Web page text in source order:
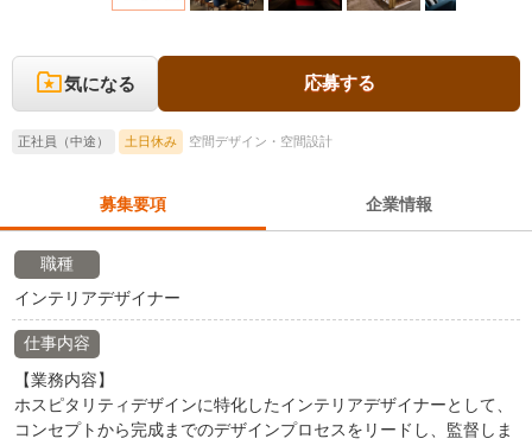
気になる 応募する
正社員（中途） 土日休み 空間デザイン・空間設計
募集要項 企業情報
職種
インテリアデザイナー
仕事内容
【業務内容】
ホスピタリティデザインに特化したインテリアデザイナーとして、
コンセプトから完成までのデザインプロセスをリードし、監督しま